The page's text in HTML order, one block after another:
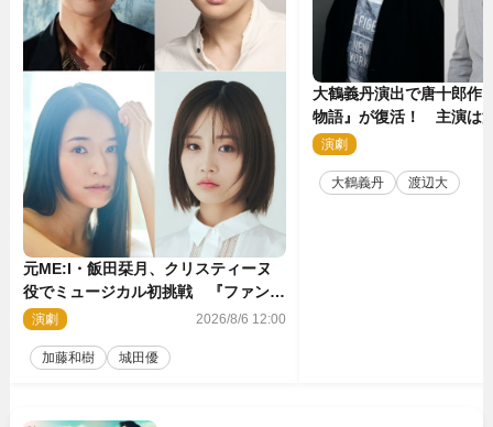
元ME:I・飯田栞月、クリスティーヌ
役でミュージカル初挑戦 『ファント
ム』2027年上演
演劇 2026/8/6 12:00
加藤和樹 城田優
大鶴義丹演出で唐十郎作
物語』が復活！ 主演は
演劇
大鶴義丹 渡辺大